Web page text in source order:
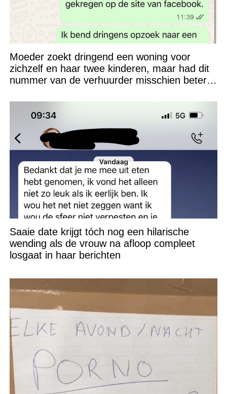
Moeder zoekt dringend een woning voor
zichzelf en haar twee kinderen, maar had dit
nummer van de verhuurder misschien beter
Saaie date krijgt tóch nog een hilarische
wending als de vrouw na afloop compleet
losgaat in haar berichten